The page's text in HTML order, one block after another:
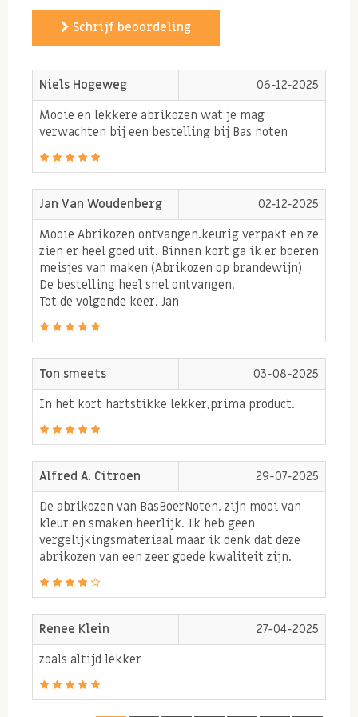
Gezonde kenmerken
gedroogde abrikozen
Zoete abrikozen en vitaminen
Zoete abrikozen zitten vol met vitamine E en A. Beide
vitamines werken als anti-oxidant in ons lichaam. Zo
helpen ze onze cellen te beschermen tegen schade van
vrije radicalen. De dieporanje kleur van abrikozen is
te danken aan het bèta-caroteen wat zich in de
gedroogde vrucht bevindt. Het lichaam kan
dit omzetten in vitamine A, dat een positieve invloed
heeft op het immuunsysteem. Tip: eet in de zomer
dagelijks een abrikoos. Dankzij het beta-caroteen in
de abrikozen kunnen we namelijk langer in de zon
zitten!
Vezels & vitaminen in de
abrikoos
Gedroogde abrikozen bevatten veel vezels. Deze heeft
ons lichaam nodig voor een goede darmwerking. Naast
vezels en de anti-oxidanten bevatten gedroogde
abrikozen ook kalium, magnesium, fosfor, calcium en
sodium. De mineralen die abrikozen bevatten zijn
belangrijk voor als je graag beweegt en sport. Tijdens
het sporten verliezen en verbruiken we veel
kalium, fosfor en calcium zorgen ervoor dat het
metabolisme goed ondersteund wordt. Magnesium en
Schrijf beoordeling
Niels Hogeweg
06-12-2025
Mooie en lekkere abrikozen wat je mag
verwachten bij een bestelling bij Bas noten
Jan Van Woudenberg
02-12-2025
Mooie Abrikozen ontvangen.keurig verpakt en ze
zien er heel goed uit. Binnen kort ga ik er boeren
meisjes van maken (Abrikozen op brandewijn)
De bestelling heel snel ontvangen.
Tot de volgende keer. Jan
Ton smeets
03-08-2025
In het kort hartstikke lekker,prima product.
Alfred A. Citroen
29-07-2025
De abrikozen van BasBoerNoten, zijn mooi van
kleur en smaken heerlijk. Ik heb geen
vergelijkingsmateriaal maar ik denk dat deze
abrikozen van een zeer goede kwaliteit zijn.
Renee Klein
27-04-2025
zoals altijd lekker